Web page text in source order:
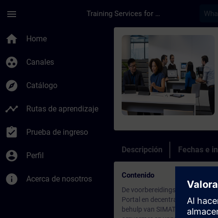
menu Training Services for Digital Industries
home Home
group_work Canales
explore Catálogo
timeline Rutas de aprendizaje
assignment_turned_in Prueba de ingreso
account_circle Perfil
info Acerca de nosotros
Curso -
Descripción Fechas e
Contenido
De voorbereidingsdag heeft
Portal en decentrale periferie.
behulp van SIMATIC WinCC